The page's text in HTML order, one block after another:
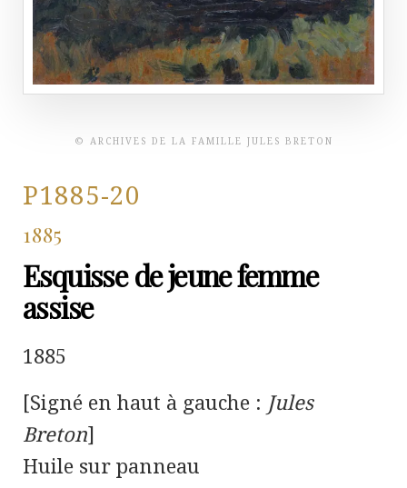
© ARCHIVES DE LA FAMILLE JULES BRETON
P1885-20
1885
Esquisse de jeune femme
assise
1885
[Signé en haut à gauche : Jules
Breton]
Huile sur panneau